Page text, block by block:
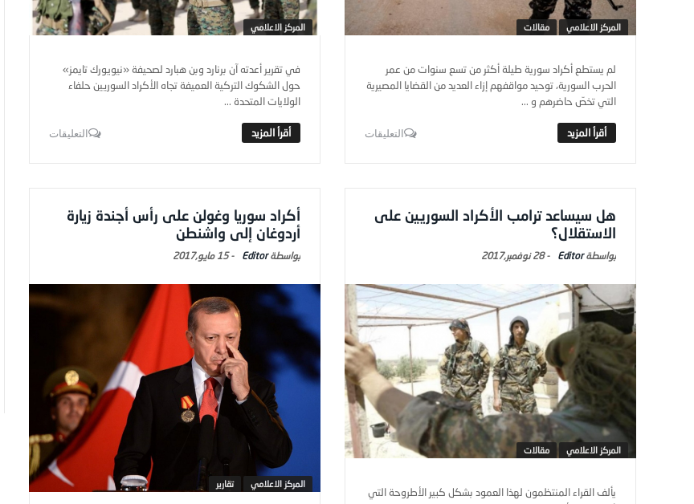
المركز الاعلامي مقالات
لم يستطع أكراد سورية طيلة أكثر من تسع سنوات من عمر
الحرب السورية، توحيد مواقفهم إزاء العديد من القضايا المصيرية
التي تخصّ حاضرهم و ...
التعليقات
المركز الاعلامي
في تقرير أعدته آن برنارد وبن هبارد لصحيفة «نيويورك تايمز»
حول الشكوك التركية العميفة تجاه الأكراد السوريين حلفاء
الولايات المتحدة ...
التعليقات
هل سيساعد ترامب الأكراد السوريين على
الاستقلال؟
Editor
-28 نوفمبر,2017
المركز الاعلامي مقالات
يألف القراء المنتظمون لهذا العمود بشكل كبير الأطروحة التي
أكراد سوريا وغولن على رأس أجندة زيارة
أردوغان إلى واشنطن
Editor
-15 مايو,2017
المركز الاعلامي تقارير